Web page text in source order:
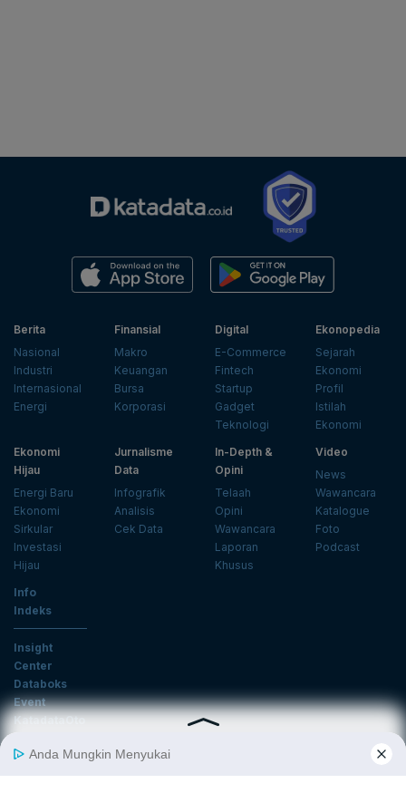
Berita
Nasional
Industri
Internasional
Energi
Finansial
Makro
Keuangan
Bursa
Korporasi
Digital
E-Commerce
Fintech
Startup
Gadget
Teknologi
Ekonopedia
Sejarah
Ekonomi
Profil
Istilah
Ekonomi
Ekonomi
Hijau
Energi Baru
Ekonomi
Sirkular
Investasi
Hijau
Jurnalisme
Data
Infografik
Analisis
Cek Data
In-Depth &
Opini
Telaah
Opini
Wawancara
Laporan
Khusus
Video
News
Wawancara
Katalogue
Foto
Podcast
Info
Indeks
Insight
Center
Databoks
Event
KatadataOto